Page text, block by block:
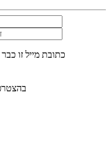
כתובת מייל זו